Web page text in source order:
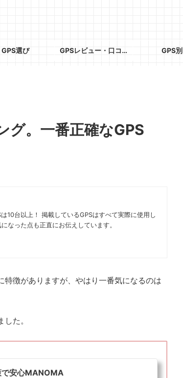
GPS選び GPSレビュー・口コミ GPS別
グ。一番正確なGPS
10台以上！ 掲載しているGPSはすべて実際に使用し
なった点も正直にお伝えしています。
徴がありますが、やはり一番気になるのは
た。
で安心MANOMA